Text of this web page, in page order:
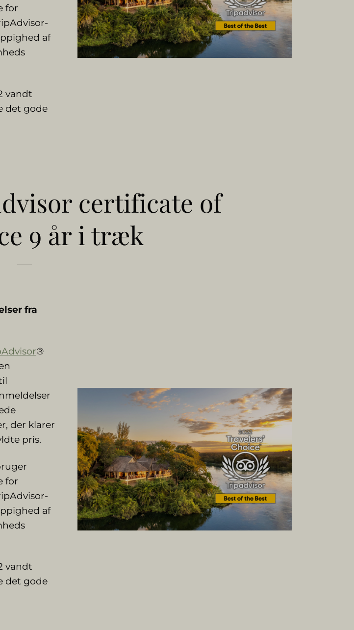
for
af
vandt
det gode
certificate of
9 år i træk
fra
®
der klarer
pris.
for
af
vandt
det gode